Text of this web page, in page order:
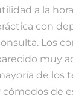
a la
con
Los
muy
de los
cómodos de